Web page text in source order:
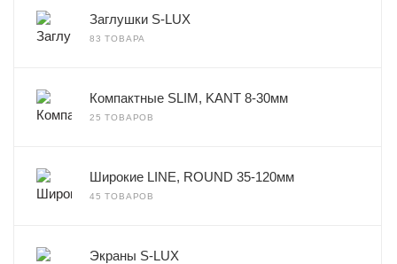
Заглушки S-LUX
83 ТОВАРА
Компактные SLIM, KANT 8-30мм
25 ТОВАРОВ
Широкие LINE, ROUND 35-120мм
45 ТОВАРОВ
Экраны S-LUX